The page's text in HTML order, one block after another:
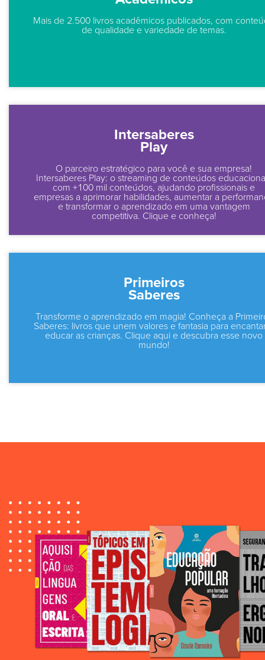
Mais de 2.500 livros acadêmicos publicados, com
de qualidade e variedade de temas.
Intersaberes
Play
O parceiro estratégico para você e sua empresa!
Intersaberes Play: o streaming de conteúdos
com +100 mil conteúdos, ajudando profissionais e
empresas a aprimorar habilidades, aumentar a
e transformar o aprendizado em uma vantagem
competitiva. Clique e conheça!
Primeiros
Saberes
Transforme o aprendizado em magia! Conheça a
Saberes: livros que unem valores e fantasia para
educar as crianças. Clique aqui e descubra esse novo
mundo!